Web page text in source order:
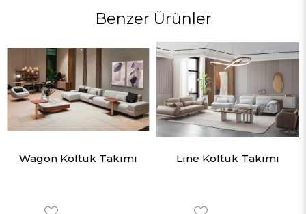
Benzer Ürünler
Wagon Koltuk Takımı Line Koltuk Takımı